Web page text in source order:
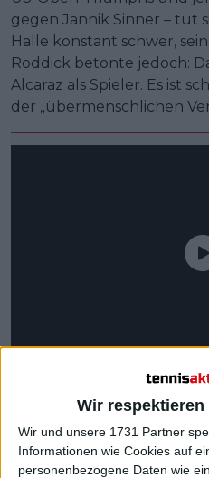
Wir
Wir und unsere 1731 Partner
Informationen wie Cookies auf
personenbezogene Daten wie
gegen Jannik Sinner – tut
Halle konstant schwer,
Roddick betonte jedoch:
Alcaraz als Spieler. Es ist
der „übermenschlichen